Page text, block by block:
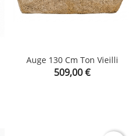
Auge 130 Cm Ton Vieilli
Prix
509,00 €